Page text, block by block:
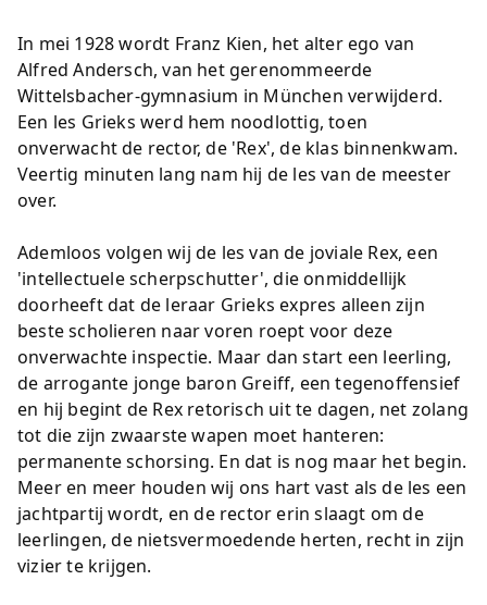
In mei 1928 wordt Franz Kien, het alter ego van
Alfred Andersch, van het gerenommeerde
Wittelsbacher-gymnasium in München verwijderd.
Een les Grieks werd hem noodlottig, toen
onverwacht de rector, de 'Rex', de klas binnenkwam.
Veertig minuten lang nam hij de les van de meester
over.
Ademloos volgen wij de les van de joviale Rex, een
'intellectuele scherpschutter', die onmiddellijk
doorheeft dat de leraar Grieks expres alleen zijn
beste scholieren naar voren roept voor deze
onverwachte inspectie. Maar dan start een leerling,
de arrogante jonge baron Greiff, een tegenoffensief
en hij begint de Rex retorisch uit te dagen, net zolang
tot die zijn zwaarste wapen moet hanteren:
permanente schorsing. En dat is nog maar het begin.
Meer en meer houden wij ons hart vast als de les een
jachtpartij wordt, en de rector erin slaagt om de
leerlingen, de nietsvermoedende herten, recht in zijn
vizier te krijgen.